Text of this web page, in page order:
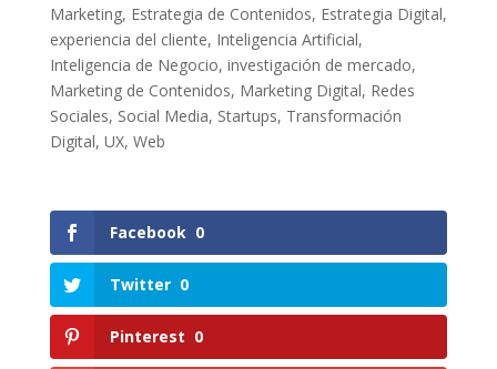
Marketing, Estrategia de Contenidos, Estrategia Digital,
experiencia del cliente, Inteligencia Artificial,
Inteligencia de Negocio, investigación de mercado,
Marketing de Contenidos, Marketing Digital, Redes
Sociales, Social Media, Startups, Transformación
Digital, UX, Web
Facebook 0
Twitter 0
Pinterest 0